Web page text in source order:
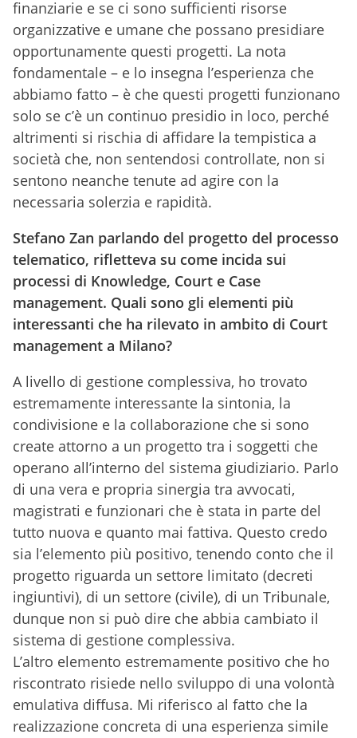
finanziarie e se ci sono sufficienti risorse
organizzative e umane che possano presidiare
opportunamente questi progetti. La nota
fondamentale – e lo insegna l’esperienza che
abbiamo fatto – è che questi progetti funzionano
solo se c’è un continuo presidio in loco, perché
altrimenti si rischia di affidare la tempistica a
società che, non sentendosi controllate, non si
sentono neanche tenute ad agire con la
necessaria solerzia e rapidità.
Stefano Zan parlando del progetto del processo
telematico, rifletteva su come incida sui
processi di Knowledge, Court e Case
management. Quali sono gli elementi più
interessanti che ha rilevato in ambito di Court
management a Milano?
A livello di gestione complessiva, ho trovato
estremamente interessante la sintonia, la
condivisione e la collaborazione che si sono
create attorno a un progetto tra i soggetti che
operano all’interno del sistema giudiziario. Parlo
di una vera e propria sinergia tra avvocati,
magistrati e funzionari che è stata in parte del
tutto nuova e quanto mai fattiva. Questo credo
sia l’elemento più positivo, tenendo conto che il
progetto riguarda un settore limitato (decreti
ingiuntivi), di un settore (civile), di un Tribunale,
dunque non si può dire che abbia cambiato il
sistema di gestione complessiva.
L’altro elemento estremamente positivo che ho
riscontrato risiede nello sviluppo di una volontà
emulativa diffusa. Mi riferisco al fatto che la
realizzazione concreta di una esperienza simile